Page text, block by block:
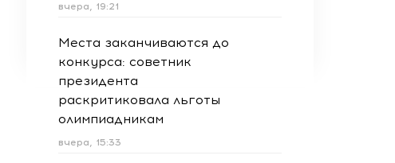
вчера, 19:21
Места заканчиваются до
конкурса: советник
президента
раскритиковала льготы
олимпиадникам
вчера, 15:33